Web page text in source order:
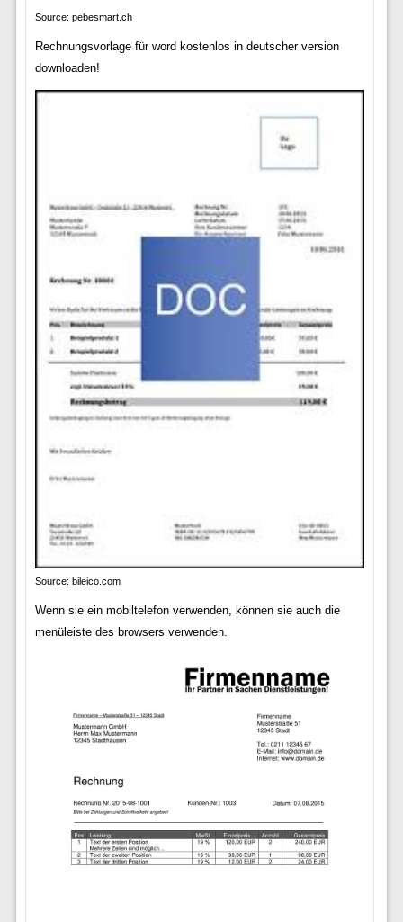
Source: pebesmart.ch
Rechnungsvorlage für word kostenlos in deutscher version
downloaden!
Source: bileico.com
Wenn sie ein mobiltelefon verwenden, können sie auch die
menüleiste des browsers verwenden.